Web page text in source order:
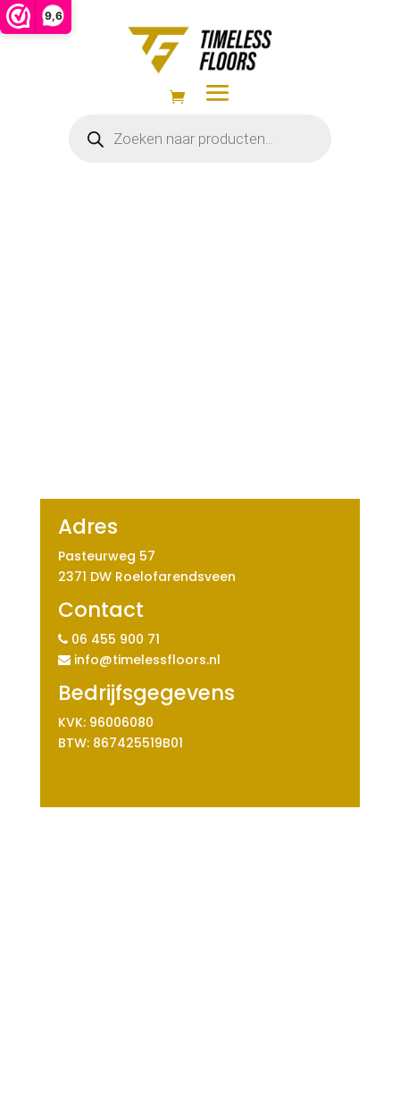
9,6
zoeken
Adres
Pasteurweg 57
2371 DW Roelofarendsveen
Contact
06 455 900 71
info@timelessfloors.nl
Bedrijfsgegevens
KVK: 96006080
BTW: 867425519B01